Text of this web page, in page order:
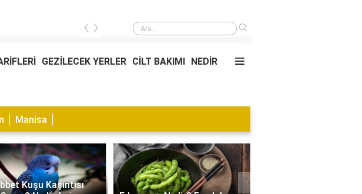
Çelik tava mı granit tava mı?
‹ ›
GEZİLECEK YERLER CİLT BAKIMI NEDİR
Manisa
Kuşu Kaşıntısı
›